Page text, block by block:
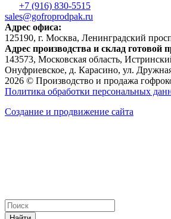
+7 (916) 830-5515
sales@gofroprodpak.ru
Адрес офиса:
125190, г. Москва, Ленинградский
Адрес производства и склад готовой
143573, Московская область,
Онуфриевское, д. Карасино, ул.
2026 © Производство и продажа
Политика обработки персональных
Создание и продвижение сайта